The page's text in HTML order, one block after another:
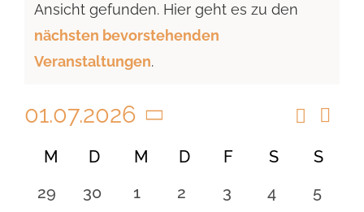
Hinweis
Ansicht gefunden. Hier geht es zu den
nächsten bevorstehenden
Veranstaltungen.
Suche
Suche
Monat
01.07.2026
Datum
wählen.
Kalender
von
M MONTAG
D DIENSTAG
M MITTWOCH
D DONNERSTAG
F FREITAG
SSAMSTAG
S
0
29
0
30
0
1
0
2
0
3
0
4
0
5